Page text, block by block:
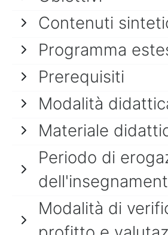
Contenuti
Programma
Prerequisiti
Modalità
Materiale
Periodo di
Modalità di